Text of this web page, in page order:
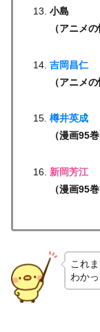
小島
（アニメ
吉岡昌仁
（アニメ
樽井英成
（漫画95
新岡芳江
（漫画95
これ
わか